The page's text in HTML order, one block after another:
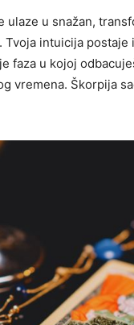
ulaze u snažan,
intuicija
faza u kojoj
vremena. Škorpija